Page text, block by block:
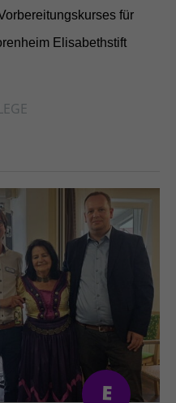
für
Elisabethstift